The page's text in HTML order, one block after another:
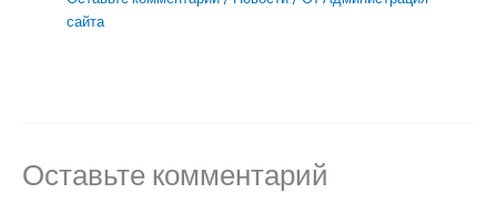
сайта
Оставьте комментарий